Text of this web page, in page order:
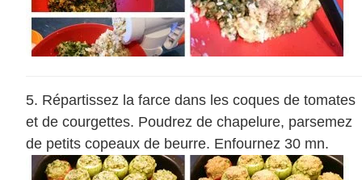
Répartissez la farce dans les coques de tomates
et de courgettes. Poudrez de chapelure, parsemez
de petits copeaux de beurre. Enfournez 30 mn.